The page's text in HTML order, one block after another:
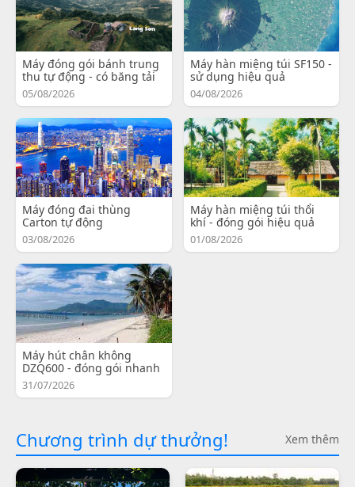
Máy đóng gói bánh trung
thu tự động - có băng tải
05/08/2026
Máy hàn miệng túi SF150 -
sử dụng hiệu quả
04/08/2026
Máy đóng đai thùng
Carton tự động
03/08/2026
Máy hàn miệng túi thổi
khí - đóng gói hiệu quả
01/08/2026
Máy hút chân không
DZQ600 - đóng gói nhanh
31/07/2026
Chương trình dự thưởng! Xem thêm